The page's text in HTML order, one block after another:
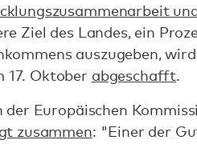
Ziel des Landes, ein
auszugeben,
17. Oktober abgeschafft.
Europäischen
zusammen: "Einer der